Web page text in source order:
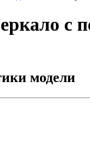
с
модели